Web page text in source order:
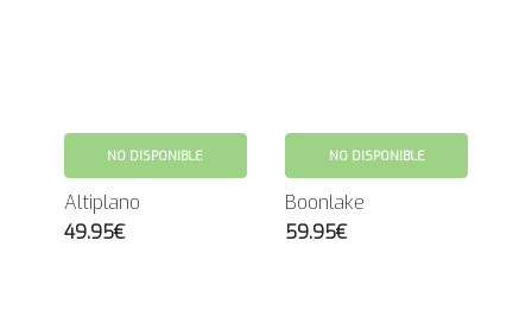
NO DISPONIBLE
Altiplano
49.95€
NO DISPONIBLE
Boonlake
59.95€